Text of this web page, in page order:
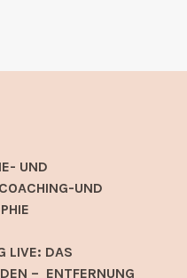
UND
UND
LIVE: DAS
– ENTFERNUNG